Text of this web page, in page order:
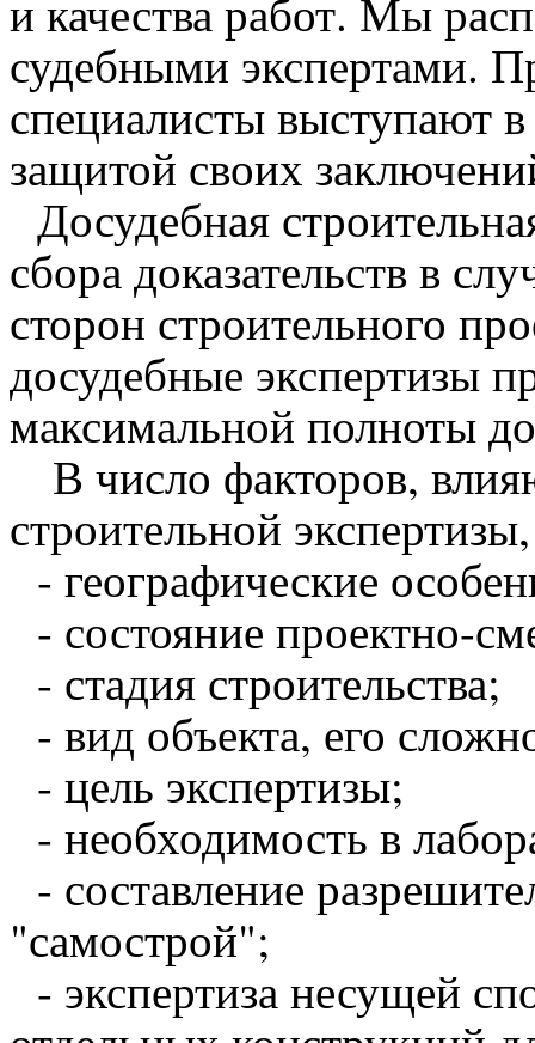
и качества работ. Мы
судебными экспертами.
специалисты выступают
защитой своих
Досудебная
сбора доказательств в
сторон строительного
досудебные экспертизы
максимальной полноты
В число факторов,
строительной
- географические
- состояние проектно-
- стадия строительства;
- вид объекта, его
- цель экспертизы;
- необходимость в
- составление
"самострой";
- экспертиза несущей